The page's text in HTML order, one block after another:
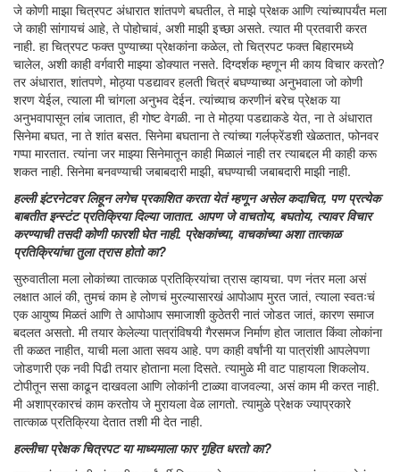
जे कोणी माझा चित्रपट अंधारात शांतपणे बघतील, ते माझे प्रेक्षक आणि त्यांच्यापर्यंत मला
जे काही सांगायचं आहे, ते पोहोचावं, अशी माझी इच्छा असते. त्यात मी प्रतवारी करत
नाही. हा चित्रपट फक्त पुण्याच्या प्रेक्षकांना कळेल, तो चित्रपट फक्त बिहारमध्ये
चालेल, अशी काही वर्गवारी माझ्या डोक्यात नसते. दिग्दर्शक म्हणून मी काय विचार करतो?
तर अंधारात, शांतपणे, मोठ्या पडद्यावर हलती चित्रं बघण्याच्या अनुभवाला जो कोणी
शरण येईल, त्याला मी चांगला अनुभव देईन. त्यांच्याच करणीनं बरेच प्रेक्षक या
अनुभवापासून लांब जातात, ही गोष्ट वेगळी. ना ते मोठ्या पडद्याकडे येत, ना ते अंधारात
सिनेमा बघत, ना ते शांत बसत. सिनेमा बघताना ते त्यांच्या गर्लफ्रेंडशी खेळतात, फोनवर
गप्पा मारतात. त्यांना जर माझ्या सिनेमातून काही मिळालं नाही तर त्याबद्दल मी काही करू
शकत नाही. सिनेमा बनवण्याची जबाबदारी माझी, बघण्याची जबाबदारी माझी नाही.
हल्ली इंटरनेटवर लिहून लगेच प्रकाशित करता येतं म्हणून असेल कदाचित, पण प्रत्येक
बाबतीतइन्स्टंटप्रतिक्रिया दिल्या जातात. आपण जे वाचतोय, बघतोय, त्यावर विचार
करण्याची तसदी कोणी फारशी घेत नाही. प्रेक्षकांच्या, वाचकांच्या अशा तात्काळ
प्रतिक्रियांचा तुला त्रास होतो का?
सुरुवातीला मला लोकांच्या तात्काळ प्रतिक्रियांचा त्रास व्हायचा. पण नंतर मला असं
लक्षात आलं की, तुमचं काम हे लोणचं मुरल्यासारखं आपोआप मुरत जातं, त्याला स्वतःचं
एक आयुष्य मिळतं आणि ते आपोआप समाजाशी कुठेतरी नातं जोडत जातं, कारण समाज
बदलत असतो. मी तयार केलेल्या पात्रांविषयी गैरसमज निर्माण होत जातात किंवा लोकांना
ती कळत नाहीत, याची मला आता सवय आहे. पण काही वर्षांनी या पात्रांशी आपलेपणा
जोडणारी एक नवी पिढी तयार होताना मला दिसते. त्यामुळे मी वाट पाहायला शिकलोय.
टोपीतून ससा काढून दाखवला आणि लोकांनी टाळ्या वाजवल्या, असं काम मी करत नाही.
मी अशाप्रकारचं काम करतोय जे मुरायला वेळ लागतो. त्यामुळे प्रेक्षक ज्याप्रकारे
तात्काळ प्रतिक्रिया देतात तशी मी देत नाही.
हल्लीचा प्रेक्षक चित्रपट या माध्यमाला फार गृहित धरतो का?